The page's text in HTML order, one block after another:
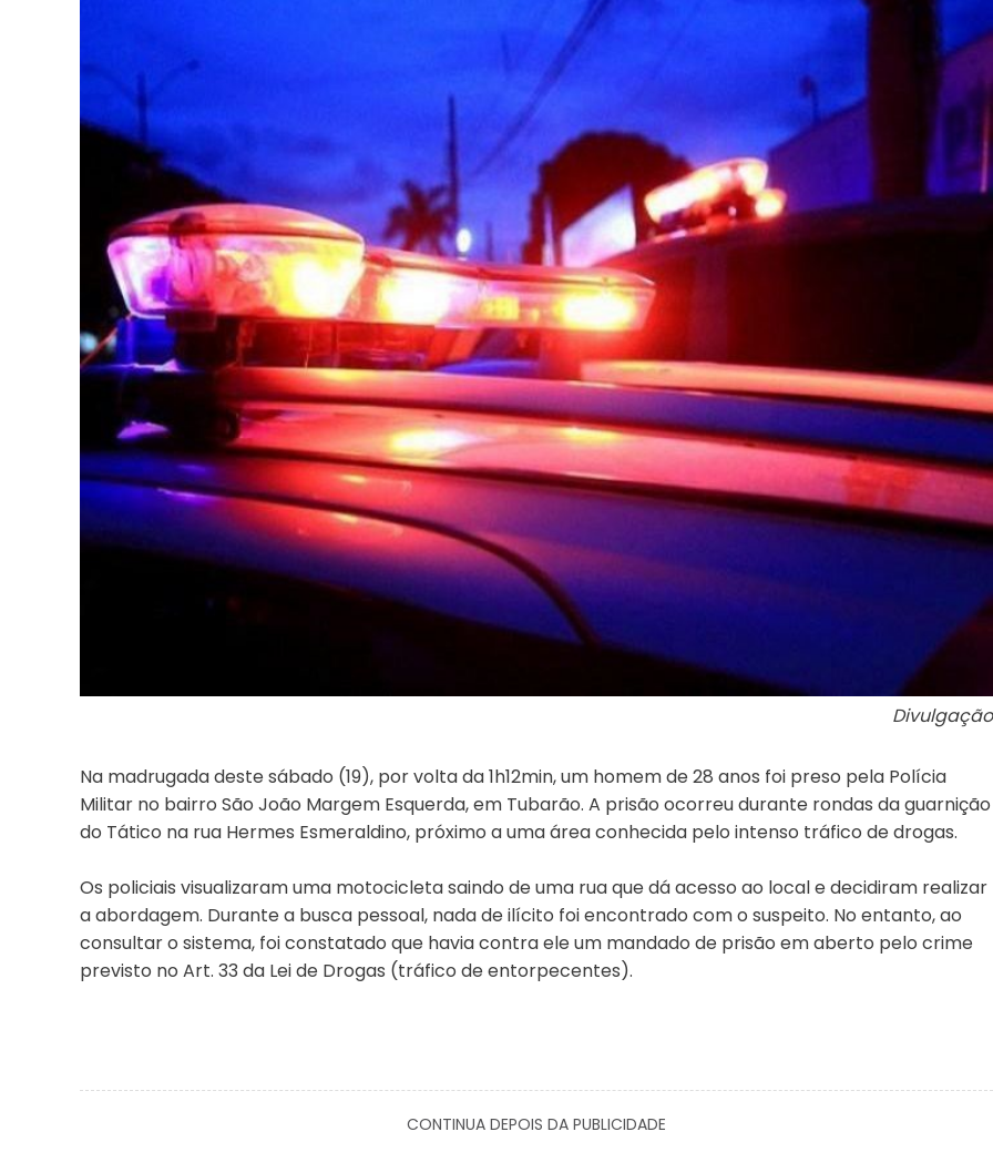
Divulgação
Na madrugada deste sábado (19), por volta da 1h12min, um homem de 28 anos foi preso pela Polícia
Militar no bairro São João Margem Esquerda, em Tubarão. A prisão ocorreu durante rondas da guarnição
do Tático na rua Hermes Esmeraldino, próximo a uma área conhecida pelo intenso tráfico de drogas.
Os policiais visualizaram uma motocicleta saindo de uma rua que dá acesso ao local e decidiram realizar
a abordagem. Durante a busca pessoal, nada de ilícito foi encontrado com o suspeito. No entanto, ao
consultar o sistema, foi constatado que havia contra ele um mandado de prisão em aberto pelo crime
previsto no Art. 33 da Lei de Drogas (tráfico de entorpecentes).
CONTINUA DEPOIS DA PUBLICIDADE